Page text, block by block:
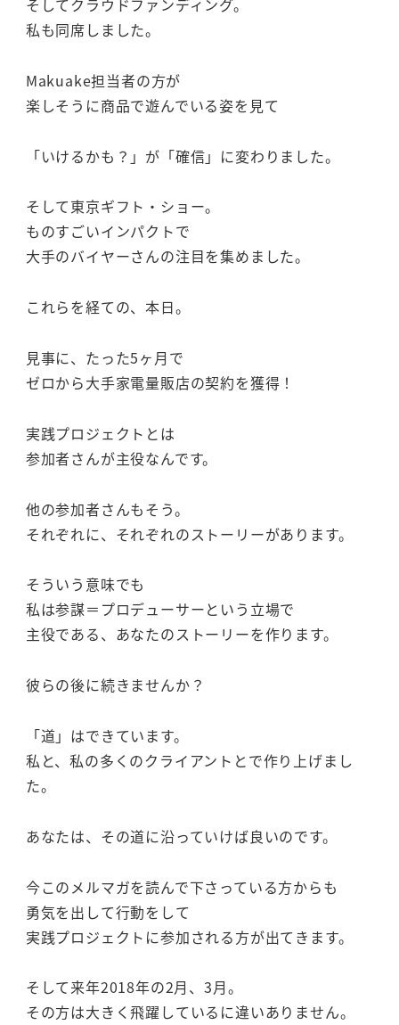
そしてクラウドファンディング。
私も同席しました。
Makuake担当者の方が
楽しそうに商品で遊んでいる姿を見て
「いけるかも？」が「確信」に変わりました。
そして東京ギフト・ショー。
ものすごいインパクトで
大手のバイヤーさんの注目を集めました。
これらを経ての、本日。
見事に、たった5ヶ月で
ゼロから大手家電量販店の契約を獲得！
実践プロジェクトとは
参加者さんが主役なんです。
他の参加者さんもそう。
それぞれに、それぞれのストーリーがあります。
そういう意味でも
私は参謀＝プロデューサーという立場で
主役である、あなたのストーリーを作ります。
彼らの後に続きませんか？
「道」はできています。
私と、私の多くのクライアントとで作り上げまし
た。
あなたは、その道に沿っていけば良いのです。
今このメルマガを読んで下さっている方からも
勇気を出して行動をして
実践プロジェクトに参加される方が出てきます。
そして来年2018年の2月、3月。
その方は大きく飛躍しているに違いありません。